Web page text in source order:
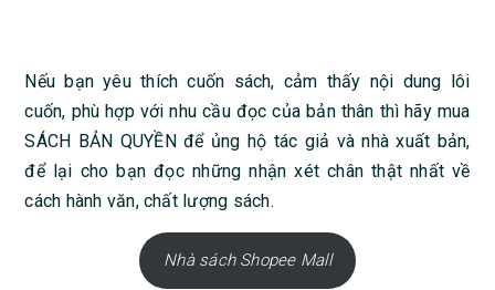
Nếu bạn yêu thích cuốn sách, cảm thấy nội dung lôi
cuốn, phù hợp với nhu cầu đọc của bản thân thì hãy mua
SÁCH BẢN QUYỀN để ủng hộ tác giả và nhà xuất bản,
để lại cho bạn đọc những nhận xét chân thật nhất về
cách hành văn, chất lượng sách.
Nhà sách Shopee Mall